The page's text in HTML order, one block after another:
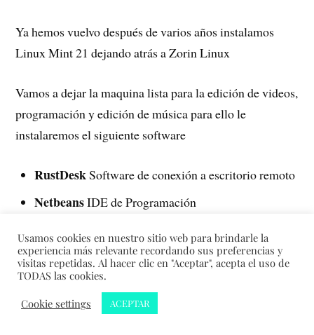
Ya hemos vuelvo después de varios años instalamos
Linux Mint 21 dejando atrás a Zorin Linux
Vamos a dejar la maquina lista para la edición de videos,
programación y edición de música para ello le
instalaremos el siguiente software
RustDeskSoftware de conexión a escritorio remoto
NetbeansIDE de Programación
Gambas3
Visual Basic
PHP8 Archivos necesarios para programar en PHP
ComposerHerramienta de gestor de dependencias
Usamos cookies en nuestro sitio web para brindarle la
experiencia más relevante recordando sus preferencias y
visitas repetidas. Al hacer clic en "Aceptar", acepta el uso de
TODAS las cookies.
Cookie settings
ACEPTAR